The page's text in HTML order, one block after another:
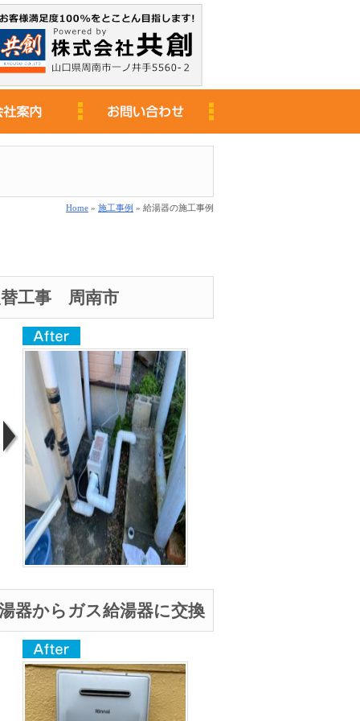
Home » 施工事例 » 給湯器の施工事例
替工事 周南市
器からガス給湯器に交換